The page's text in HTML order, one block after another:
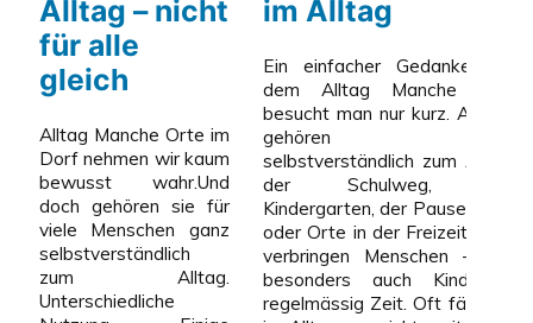
Alltag – nicht
für alle
gleich
Alltag Manche Orte im
Dorf nehmen wir kaum
bewusst wahr.Und
doch gehören sie für
viele Menschen ganz
selbstverständlich
zum Alltag.
Unterschiedliche
im Alltag
Ein einfacher Gedanke aus
dem Alltag Manche Orte
besucht man nur kurz. Andere
gehören ganz
selbstverständlich zum Alltag:
der Schulweg, der
Kindergarten, der Pausenplatz
oder Orte in der Freizeit. Dort
verbringen Menschen – und
besonders auch Kinder –
regelmässig Zeit. Oft fällt das